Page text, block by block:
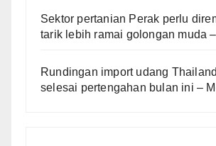
Sektor pertanian Perak perlu
tarik lebih ramai golongan muda
Rundingan import udang
selesai pertengahan bulan ini –